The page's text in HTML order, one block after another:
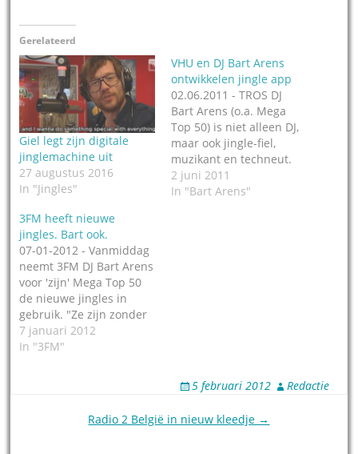
Gerelateerd
Giel legt zijn digitale
jinglemachine uit
27 augustus 2016
In "Jingles"
VHU en DJ Bart Arens
ontwikkelen jingle app
02.06.2011 - TROS DJ
Bart Arens (o.a. Mega
Top 50) is niet alleen DJ,
maar ook jingle-fiel,
muzikant en techneut.
Waarschijnlijk om die
reden heeft hij een
2 juni 2011
In "Bart Arens"
3FM heeft nieuwe
jingles. Bart ook.
07-01-2012 - Vanmiddag
neemt 3FM DJ Bart Arens
voor 'zijn' Mega Top 50
de nieuwe jingles in
gebruik. "Ze zijn zonder
zang (net als het 3FM
pakket)", schrijft Bart ons
7 januari 2012
In "3FM"
5 februari 2012 Redactie
Radio 2 België in nieuw kleedje →